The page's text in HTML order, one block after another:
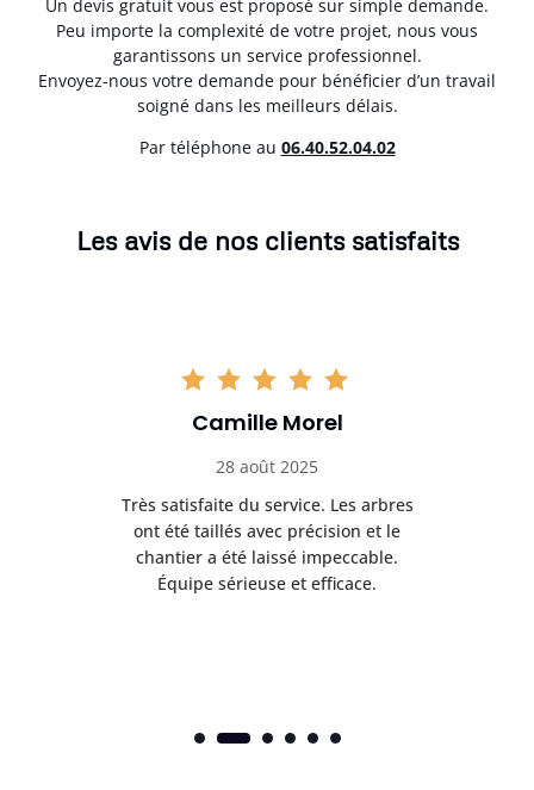
Un devis gratuit vous est proposé sur simple demande.
Peu importe la complexité de votre projet, nous vous
garantissons un service professionnel.
Envoyez-nous votre demande pour bénéficier d’un travail
soigné dans les meilleurs délais.
Par téléphone au 06.40.52.04.02
Les avis de nos clients satisfaits
Camille Morel
28 août 2025
Très satisfaite du service. Les arbres
ont été taillés avec précision et le
chantier a été laissé impeccable.
Équipe sérieuse et efficace.